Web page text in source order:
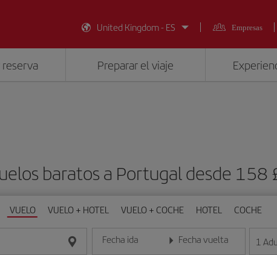
United Kingdom - ES
Empresas
Preparar el viaje
baratos a Portugal desde 158
VUELO VUELO + HOTEL VUELO + COCHE HOTEL COCHE
Fecha ida
Introduce la fecha en formato día/mes/año
Fecha vuelta
Introduce la fecha en formato
1